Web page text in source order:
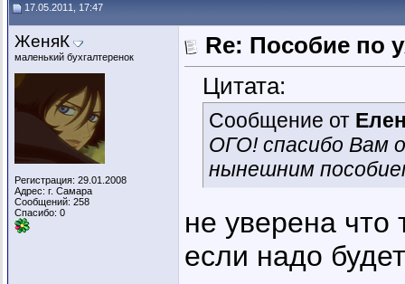
17.05.2011, 17:47
ЖеняК
маленький бухгалтеренок
Регистрация: 29.01.2008
Адрес: г. Самара
Сообщений: 258
Спасибо: 0
Re: Пособие по
Цитата:
Сообщение от
ОГО! спасибо Вам
нынешним
не уверена что
если надо